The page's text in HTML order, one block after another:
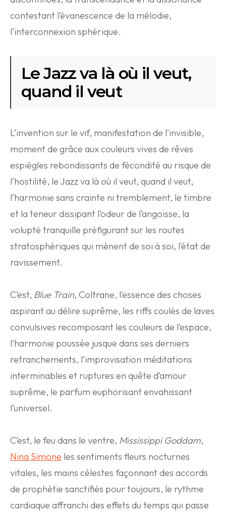
contestant l’évanescence de la mélodie,
l’interconnexion sphérique.
Le Jazz va là où il veut,
quand il veut
L’invention sur le vif, manifestation de l’invisible,
moment de grâce aux couleurs vives de rêves
espiègles rebondissants de fécondité au risque de
l’hostilité, le Jazz va là où il veut, quand il veut,
l’harmonie sans crainte ni tremblement, le timbre
et la teneur dissipant l’odeur de l’angoisse, la
volupté tranquille préfigurant sur les routes
stratosphériques qui mènent de soi à soi, l’état de
ravissement.
C’est, Blue Train, Coltrane, l’essence des choses
aspirant au délire suprême, les riffs coulés de laves
convulsives recomposant les couleurs de l’espace,
l’harmonie poussée jusque dans ses derniers
retranchements, l’improvisation méditations
interminables et ruptures en quête d’amour
suprême, le parfum euphorisant envahissant
l’universel.
C’est, le feu dans le ventre, Mississippi Goddam,
Nina Simone les sentiments fleurs nocturnes
vitales, les mains célestes façonnant des accords
de prophétie sanctifiés pour toujours, le rythme
cardiaque affranchi des effets du temps qui passe